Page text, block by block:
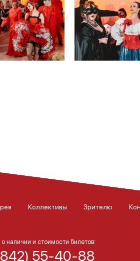
Коллективы Зрителю
наличии и стоимости билетов:
55-40-88